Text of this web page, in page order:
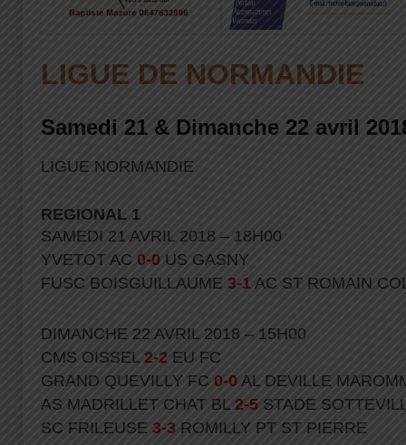
LIGUE DE NORMANDIE
Samedi 21 & Dimanche 22 avril
LIGUE NORMANDIE
REGIONAL 1
SAMEDI 21 AVRIL 2018 – 18H00
YVETOT AC 0-0 US GASNY
FUSC BOISGUILLAUME 3-1 AC ST ROMAIN
DIMANCHE 22 AVRIL 2018 – 15H00
CMS OISSEL 2-2 EU FC
GRAND QUEVILLY FC 0-0 AL DEVILLE
AS MADRILLET CHAT BL 2-5 STADE
SC FRILEUSE 3-3 ROMILLY PT ST PIERRE